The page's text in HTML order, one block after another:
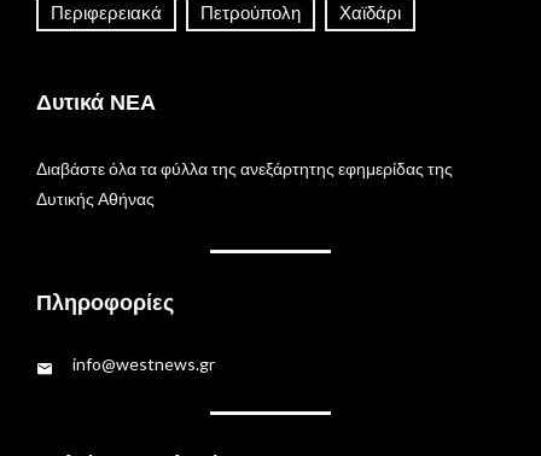
Περιφερειακά Πετρούπολη Χαϊδάρι
Δυτικά ΝΕΑ
Διαβάστε όλα τα φύλλα της ανεξάρτητης εφημερίδας της
Δυτικής Αθήνας
Πληροφορίες
info@westnews.gr